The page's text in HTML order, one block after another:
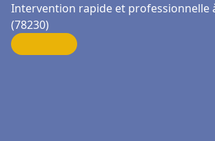
Intervention rapide et professionnelle
(78230)